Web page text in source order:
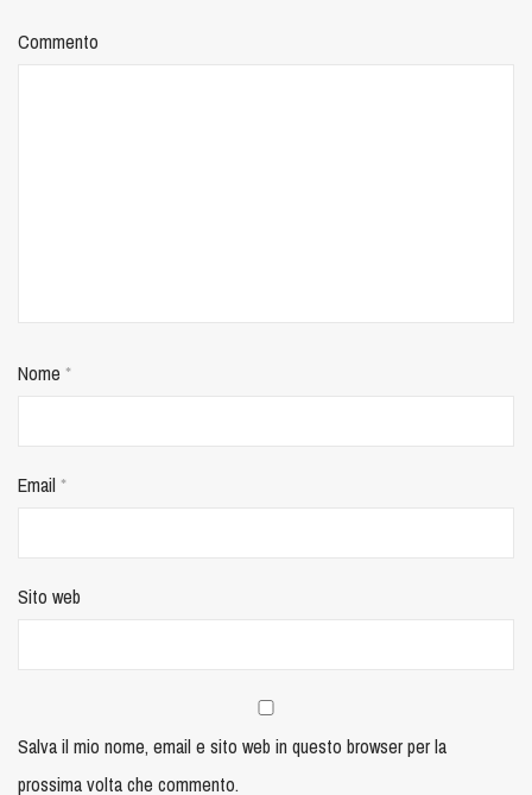
Commento
Nome *
Email *
Sito web
Salva il mio nome, email e sito web in questo browser per la
prossima volta che commento.